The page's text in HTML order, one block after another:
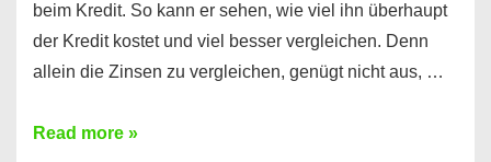
beim Kredit. So kann er sehen, wie viel ihn überhaupt
der Kredit kostet und viel besser vergleichen. Denn
allein die Zinsen zu vergleichen, genügt nicht aus, …
Ganz
Read more »